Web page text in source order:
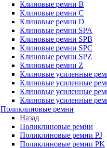
Клиновые ремни B
Клиновые ремни C
Клиновые ремни D
Клиновые ремни SPA
Клиновые ремни SPB
Клиновые ремни SPC
Клиновые ремни SPZ
Клиновые ремни Z
Клиновые усиленные
Клиновые усиленные
Клиновые усиленные
Клиновые усиленные
Поликлиновые ремни
Назад
Поликлиновые ремни
Поликлиновые ремни PJ
Поликлиновые ремни PK